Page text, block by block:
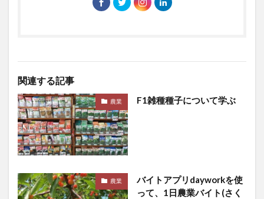
関連する記事
農業 F1雑種種子について学ぶ
農業
バイトアプリdayworkを使
って、1日農業バイト(さく